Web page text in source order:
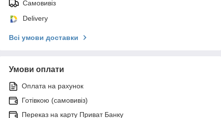
Самовивіз
Delivery
Всі умови доставки
Умови оплати
Оплата на рахунок
Готівкою (самовивіз)
Переказ на карту Приват Банку